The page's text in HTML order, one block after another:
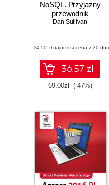
NoSQL. Przyjazny
przewodnik
Dan Sullivan
(34,50 zł najniższa cena z 30 dni)
36.57 zł
69.00zł (-47%)